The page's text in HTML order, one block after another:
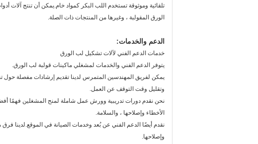
تلقائية وموثوقة تستخدم اللب البكر كمواد خام.يمكن أن تنتج آلات
الورق المقولبة ، وغيرها من المنتجات ذات الصلة.
الدعم والخدمات:
خدمات الدعم الفني لآلات تشكيل لب الورق
يتوفر الدعم الفني والخدمات لمشغلي ماكينات قولبة لب الورق.
يمكن لفريق المهندسين المتمرس لدينا تقديم إرشادات مفصلة حول
وتقليل وقت التوقف عن العمل.
نحن نقدم دورات تدريبية وورش عمل شاملة لمنح المشغلين فهمًا
الأخطاء وإصلاحها ، والسلامة.
نقدم أيضًا الدعم الفني عن بُعد وخدمات الصيانة في الموقع.لدينا
وإصلاحها.